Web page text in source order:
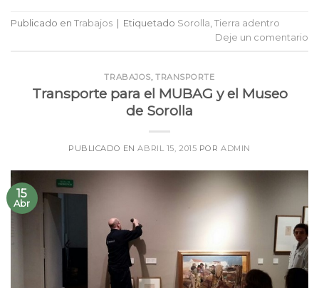
Publicado en Trabajos Etiquetado Sorolla, Tierra adentro
Deje un comentario
TRABAJOS, TRANSPORTE
Transporte para el MUBAG y el Museo
de Sorolla
PUBLICADO ENABRIL 15, 2015 PORADMIN
15
Abr